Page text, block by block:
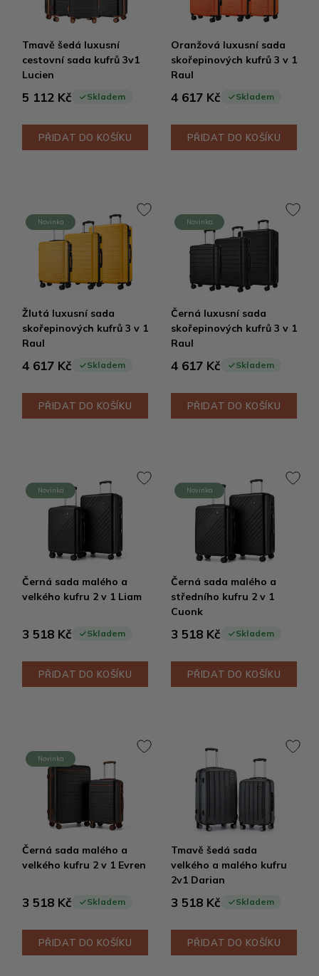
Tmavě šedá luxusní
cestovní sada kufrů 3v1
Lucien
5 112 Kč Skladem
PŘIDAT DO KOŠÍKU
Oranžová luxusní sada
skořepinových kufrů 3 v 1
Raul
4 617 Kč Skladem
PŘIDAT DO KOŠÍKU
Novinka
Žlutá luxusní sada
skořepinových kufrů 3 v 1
Raul
4 617 Kč Skladem
PŘIDAT DO KOŠÍKU
Novinka
Černá luxusní sada
skořepinových kufrů 3 v 1
Raul
4 617 Kč Skladem
PŘIDAT DO KOŠÍKU
Novinka
Černá sada malého a
velkého kufru 2 v 1 Liam
3 518 Kč Skladem
PŘIDAT DO KOŠÍKU
Novinka
Černá sada malého a
středního kufru 2 v 1
Cuonk
3 518 Kč Skladem
PŘIDAT DO KOŠÍKU
Novinka
Černá sada malého a
velkého kufru 2 v 1 Evren
3 518 Kč Skladem
PŘIDAT DO KOŠÍKU
Tmavě šedá sada
velkého a malého kufru
2v1 Darian
3 518 Kč Skladem
PŘIDAT DO KOŠÍKU